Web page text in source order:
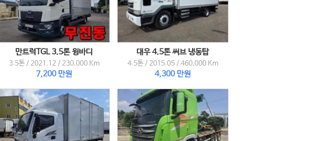
만트럭TGL 3.5톤 윙바디
3.5톤 / 2021.12 / 230,000 Km
7,200 만원
대우 4.5톤 써브 냉동탑
4.5톤 / 2015.05 / 460,000 Km
4,300 만원